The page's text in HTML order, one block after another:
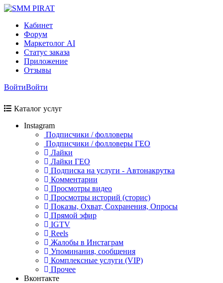
Кабинет
Форум
Маркетолог AI
Статус заказа
Приложение
Отзывы
ВойтиВойти
Каталог услуг
Instagram
Подписчики / фолловеры
Подписчики / фолловеры ГЕО
Лайки
Лайки ГЕО
Подписка на услуги - Автонакрутка
Комментарии
Просмотры видео
Просмотры историй (сторис)
Показы, Охват, Сохранения, Опросы
Прямой эфир
IGTV
Reels
Жалобы в Инстаграм
Упоминания, сообщения
Комплексные услуги (VIP)
Прочее
Вконтакте